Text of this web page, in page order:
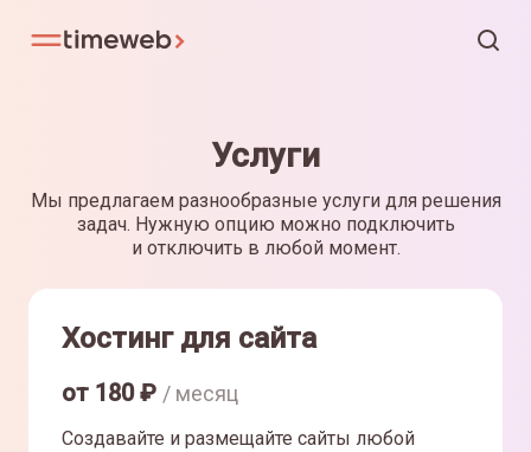
Услуги
Мы предлагаем разнообразные услуги для решения
задач. Нужную опцию можно подключить
и отключить в любой момент.
Хостинг для сайта
от 180₽ / месяц
Создавайте и размещайте сайты любой